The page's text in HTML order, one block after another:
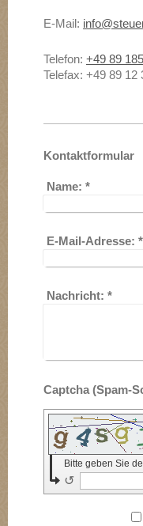
E-Mail:
Telefon: +49 89
Telefax: +49 89 12
Kontaktformular
Name: *
E-Mail-Adresse: *
Nachricht: *
Bitte geben Sie
↺